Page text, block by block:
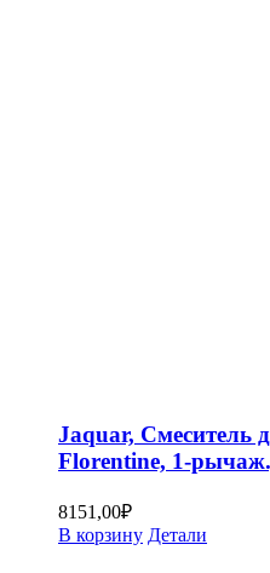
Jaquar, Смеситель
Florentine, 1-
8151,00₽
В корзину Детали